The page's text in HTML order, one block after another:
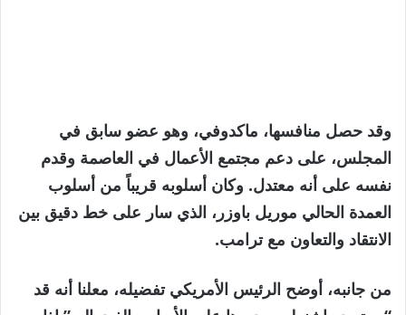
وقد حصل منافسها، ماكدوفي، وهو عضو سابق في
المجلس، على دعم مجتمع الأعمال في العاصمة وقدم
نفسه على أنه معتدل. وكان أسلوبه قريباً من أسلوب
العمدة الحالي موريل باوزر، الذي سار على خط دقيق بين
الانتقاد والتعاون مع ترامب.
من جانبه، أوضح الرئيس الأمريكي تفضيله، معلنا أنه قد